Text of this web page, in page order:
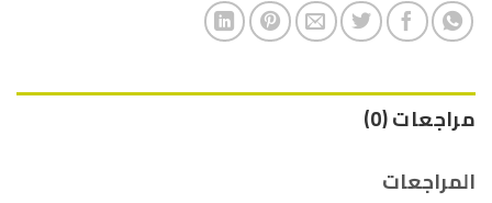
مراجعات (0)
المراجعات